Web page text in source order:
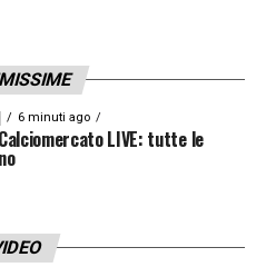
6 minuti ago
LIVE: tutte le